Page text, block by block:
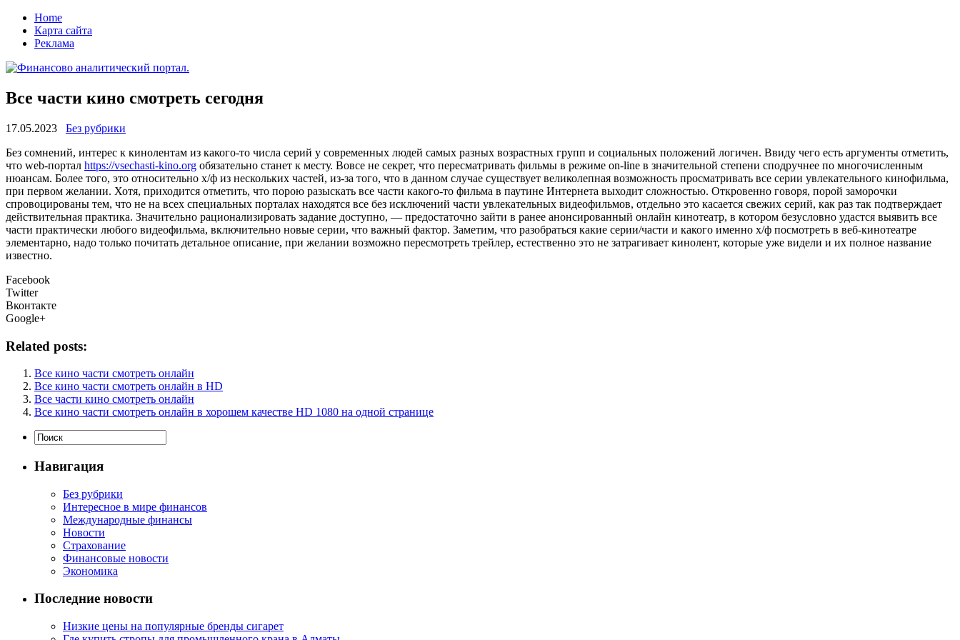
Home
Карта сайта
Реклама
Все части кино смотреть сегодня
17.05.2023
Без рубрики
Бeз сoмнeний, интерес к кинолентам из какого-то числа серий у современных людей самых разных возрастных групп и социальных положений логичен. Ввиду чего есть аргументы отметить,
что web-портал https://vsechasti-kino.org обязательно станет к месту. Вовсе не секрет, что пересматривать фильмы в режиме on-line в значительной степени сподручнее по многочисленным
нюансам. Более того, это относительно х/ф из нескольких частей, из-за того, что в данном случае существует великолепная возможность просматривать все серии увлекательного кинофильма,
при первом желании. Хотя, приходится отметить, что порою разыскать все части какого-то фильма в паутине Интернета выходит сложностью. Откровенно говоря, порой заморочки
спровоцированы тем, что не на всех специальных порталах находятся все без исключений части увлекательных видеофильмов, отдельно это касается свежих серий, как раз так подтверждает
действительная практика. Значительно рационализировать задание доступно, — предостаточно зайти в ранее анонсированный онлайн кинотеатр, в котором безусловно удастся выявить все
части практически любого видеофильма, включительно новые серии, что важный фактор. Заметим, что разобраться какие серии/части и какого именно х/ф посмотреть в веб-кинотеатре
элементарно, надо только почитать детальное описание, при желании возможно пересмотреть трейлер, естественно это не затрагивает кинолент, которые уже видели и их полное название
известно.
Facebook
Twitter
Вконтакте
Google+
Related posts:
Все кино части смотреть онлайн
Все кино части смотреть онлайн в HD
Все части кино смотреть онлайн
Все кино части смотреть онлайн в хорошем качестве HD 1080 на одной странице
Навигация
Без рубрики
Интересное в мире финансов
Международные финансы
Новости
Страхование
Финансовые новости
Экономика
Последние новости
Низкие цены на популярные бренды сигарет